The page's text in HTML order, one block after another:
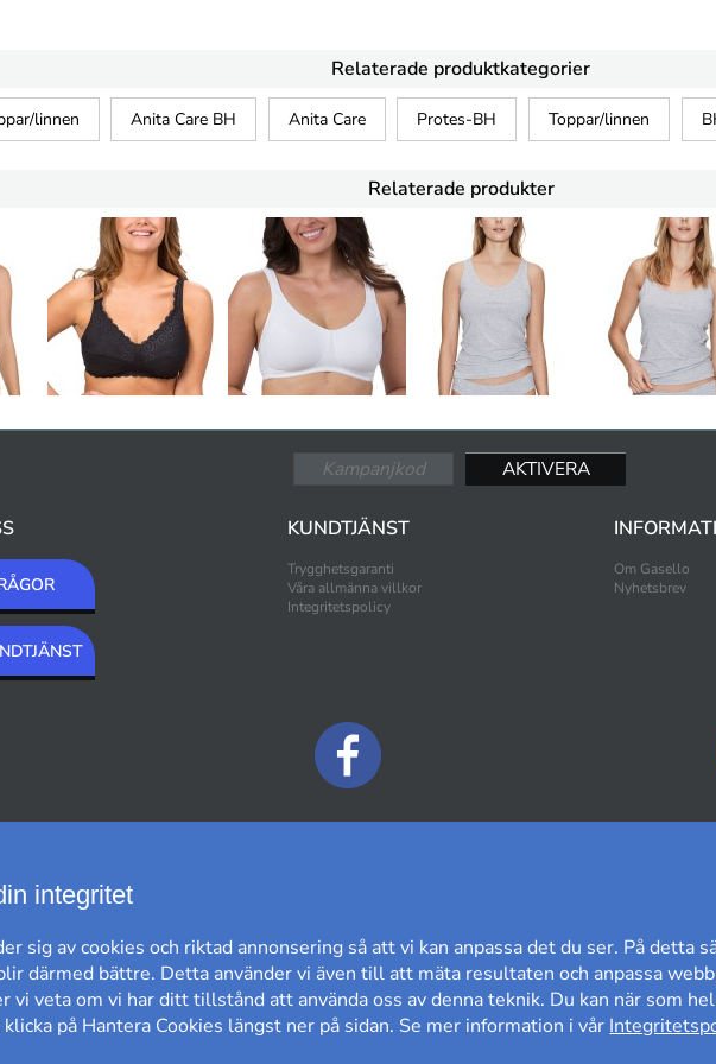
Relaterade produktkategorier
linnen Anita Care BH Anita Care Protes-BH Toppar/linnen
Relaterade produkter
KUNDTJÄNST
Trygghetsgaranti
Våra allmänna villkor
Integritetspolicy
Om Gasello
Nyhetsbrev
integritet
sig av cookies och riktad annonsering så att vi kan anpassa det du ser. På detta
därmed bättre. Detta använder vi även till att mäta resultaten och anpassa
vi veta om vi har ditt tillstånd att använda oss av denna teknik. Du kan när som
på Hantera Cookies längst ner på sidan. Se mer information i vår